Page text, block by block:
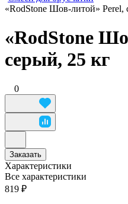
«RodStone Шов-литой» Perel,
«RodStone
серый, 25 кг
0
Заказать
Характеристики
Все характеристики
819 ₽